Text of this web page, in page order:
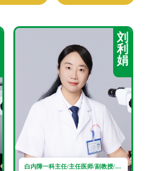
刘
利
娟
白内障一科主任/主任医师/副教授/眼科学硕士